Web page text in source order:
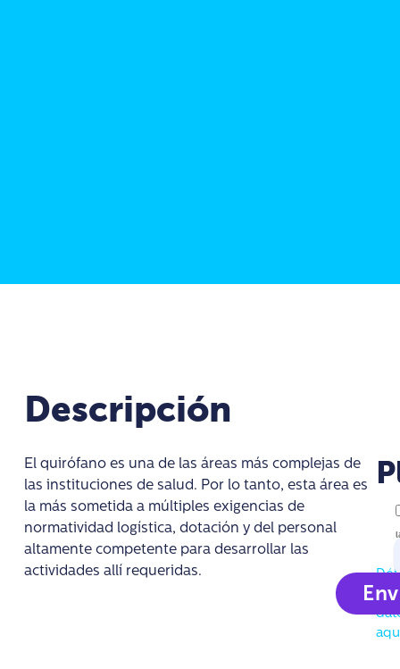
Descripción
El quirófano es una de las áreas más complejas de
las instituciones de salud. Por lo tanto, esta área es
la más sometida a múltiples exigencias de
normatividad logística, dotación y del personal
altamente competente para desarrollar las
actividades allí requeridas.
tus